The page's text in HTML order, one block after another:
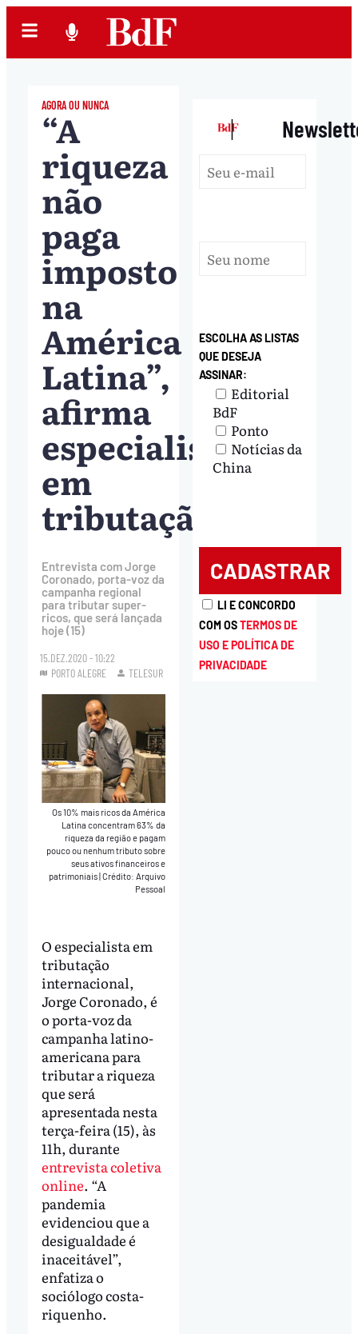
AGORA OU NUNCA
“A
riqueza
não
paga
imposto
na
América
Latina”,
afirma
especialista
em
tributação
Entrevista com Jorge
Coronado, porta-voz da
campanha regional
para tributar super-
ricos, que será lançada
hoje (15)
15.DEZ.2020 - 10:22
PORTO ALEGRE
TELESUR
Os 10% mais ricos da América
Latina concentram 63% da
riqueza da região e pagam
pouco ou nenhum tributo sobre
seus ativos financeiros e
patrimoniais Crédito: Arquivo
Pessoal
O especialista em
tributação
internacional,
Jorge Coronado, é
o porta-voz da
campanha latino-
americana para
tributar a riqueza
que será
apresentada nesta
terça-feira (15), às
11h, durante
entrevista coletiva
online. “A
pandemia
evidenciou que a
desigualdade é
inaceitável”,
enfatiza o
sociólogo costa-
riquenho.
|
ESCOLHA AS LISTAS
QUE DESEJA
ASSINAR:
Editorial
BdF
Ponto
Notícias da
China
LI E CONCORDO
COM OSTERMOS DE
USO E POLÍTICA DE
PRIVACIDADE